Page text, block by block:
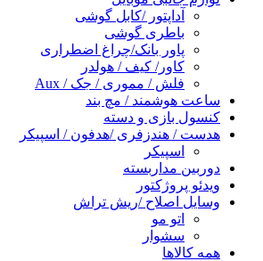
آداپتور /کابل گوشی
باطری گوشی
پاور بانک/چراغ اضطراری
کاور/ کیف / هولدر
فلش / مموری / جک / Aux
ساعت هوشمند / مچ بند
کنسول بازی و دسته
هدست / هندزفری /هدفون / اسپیکر
اسپیکر
دوربین مداربسته
ویدئو پروژکتور
وسایل اصلاح /ریش تراش
اتو مو
سشوار
همه کالاها